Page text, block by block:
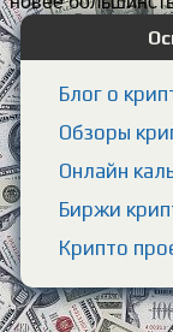
Блог о
Обзоры
Онлайн
Биржи
Крипто